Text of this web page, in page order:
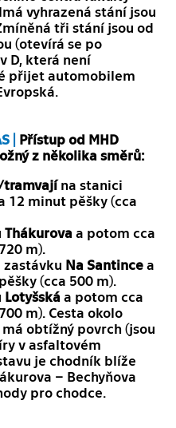
vyhrazená stání jsou
tři stání jsou od
(otevírá se po
D, která není
přijet automobilem
| Přístup od MHD
z několika směrů:
tramvajína stanici
12 minut pěšky (cca
Thákurova a potom cca
m).
zastávku Na Santince a
(cca 500 m).
Lotyšská a potom cca
m). Cesta okolo
obtížný povrch (jsou
v asfaltovém
je chodník blíže
– Bechyňova
pro chodce.